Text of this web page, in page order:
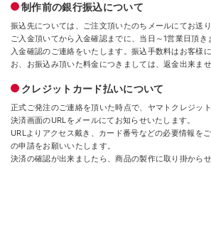
制作前の銀行振込について
振込先については、ご注文頂いたのちメールにてお送り
ご入金頂いてから入金確認までに、当日～1営業日頂
入金確認のご連絡をいたします。振込手数料はお客様
お、お振込み頂いた料金につきましては、返金出来ませ
クレジットカード払いについて
正式ご発注のご連絡を頂いた時点で、ヤマトクレジッ
決済画面のURLをメールにてお知らせいたします。
URLよりアクセス戴き、カード番号などの必要情報を
の申請をお願いいたします。
決済の確認が出来ましたら、商品の製作に取り掛からせ